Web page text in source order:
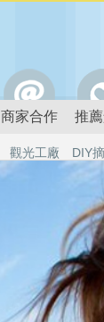
商家合作 推
觀光工廠 DIY